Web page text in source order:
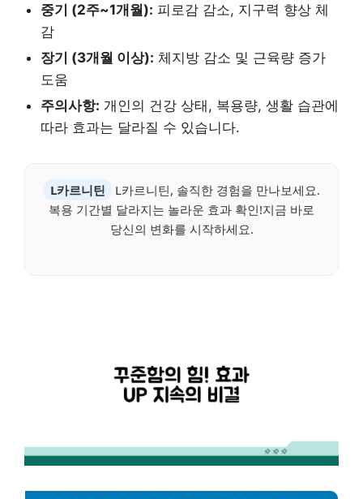
중기 (2주~1개월): 피로감 감소, 지구력 향상 체
감
장기 (3개월 이상): 체지방 감소 및 근육량 증가
도움
주의사항: 개인의 건강 상태, 복용량, 생활 습관에
따라 효과는 달라질 수 있습니다.
L카르니틴
L카르니틴, 솔직한 경험을 만나보세요.
복용 기간별 달라지는 놀라운 효과 확인!지금 바로
당신의 변화를 시작하세요.